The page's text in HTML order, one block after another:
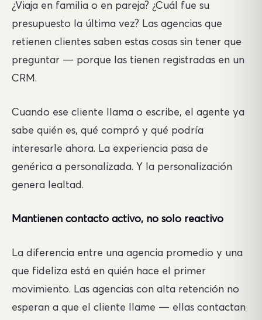
¿Viaja en familia o en pareja? ¿Cuál fue su
presupuesto la última vez? Las agencias que
retienen clientes saben estas cosas sin tener que
preguntar — porque las tienen registradas en un
CRM.
Cuando ese cliente llama o escribe, el agente ya
sabe quién es, qué compró y qué podría
interesarle ahora. La experiencia pasa de
genérica a personalizada. Y la personalización
genera lealtad.
Mantienen contacto activo, no solo reactivo
La diferencia entre una agencia promedio y una
que fideliza está en quién hace el primer
movimiento. Las agencias con alta retención no
esperan a que el cliente llame — ellas contactan